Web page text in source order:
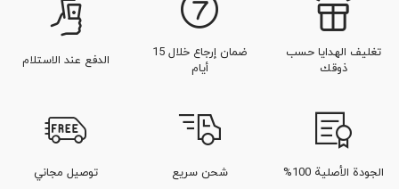
تغليف الهدايا حسب
ذوقك
ضمان إرجاع خلال 15
أيام
الدفع عند الاستلام
الجودة الأصلية 100% شحن سريع توصيل مجاني